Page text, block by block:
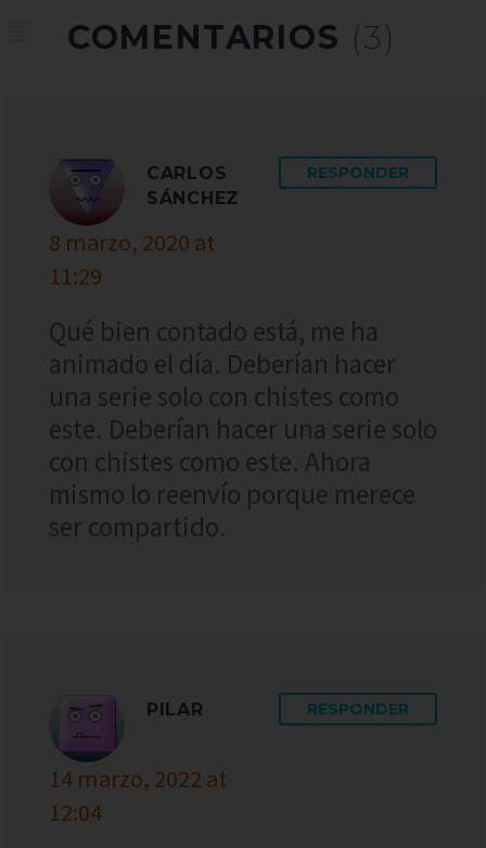
COMENTARIOS (3)
CARLOS
SÁNCHEZ
8 marzo, 2020 at
11:29
RESPONDER
Qué bien contado está, me ha
animado el día. Deberían hacer
una serie solo con chistes como
este. Deberían hacer una serie solo
con chistes como este. Ahora
mismo lo reenvío porque merece
ser compartido.
PILAR
14 marzo, 2022 at
12:04
RESPONDER